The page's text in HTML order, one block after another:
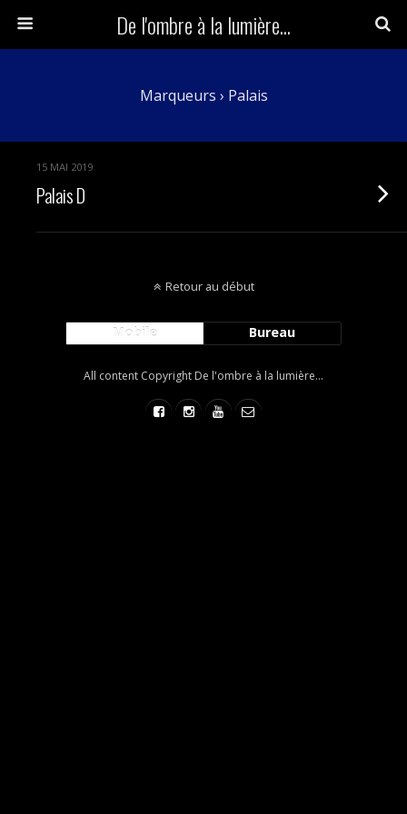
De l'ombre à la lumière...
Marqueurs › Palais
15 MAI 2019
Palais D
Retour au début
Mobile Bureau
All content Copyright De l'ombre à la lumière...